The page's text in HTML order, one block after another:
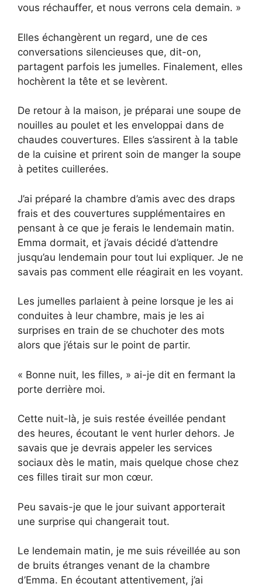
vous réchauffer, et nous verrons cela demain. »
Elles échangèrent un regard, une de ces
conversations silencieuses que, dit-on,
partagent parfois les jumelles. Finalement, elles
hochèrent la tête et se levèrent.
De retour à la maison, je préparai une soupe de
nouilles au poulet et les enveloppai dans de
chaudes couvertures. Elles s’assirent à la table
de la cuisine et prirent soin de manger la soupe
à petites cuillerées.
J’ai préparé la chambre d’amis avec des draps
frais et des couvertures supplémentaires en
pensant à ce que je ferais le lendemain matin.
Emma dormait, et j’avais décidé d’attendre
jusqu’au lendemain pour tout lui expliquer. Je ne
savais pas comment elle réagirait en les voyant.
Les jumelles parlaient à peine lorsque je les ai
conduites à leur chambre, mais je les ai
surprises en train de se chuchoter des mots
alors que j’étais sur le point de partir.
« Bonne nuit, les filles, » ai-je dit en fermant la
porte derrière moi.
Cette nuit-là, je suis restée éveillée pendant
des heures, écoutant le vent hurler dehors. Je
savais que je devrais appeler les services
sociaux dès le matin, mais quelque chose chez
ces filles tirait sur mon cœur.
Peu savais-je que le jour suivant apporterait
une surprise qui changerait tout.
Le lendemain matin, je me suis réveillée au son
de bruits étranges venant de la chambre
d’Emma. En écoutant attentivement, j’ai